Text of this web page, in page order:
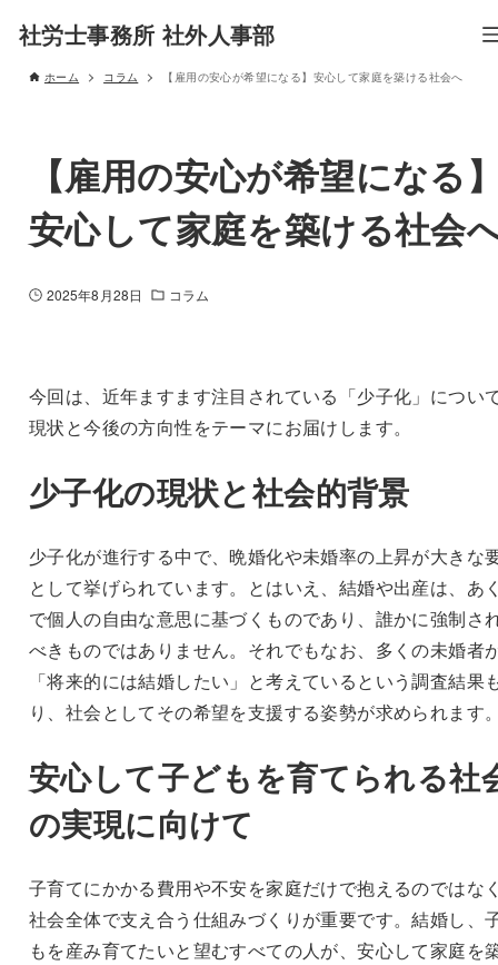
社労士事務所 社外人事部
ホーム コラム 【雇用の安心が希望になる】安心して家庭を築ける社会へ
【雇用の安心が希望になる
安心して家庭を築ける社会
2025年8月28日 コラム
今回は、近年ますます注目されている「少子化」につい
現状と今後の方向性をテーマにお届けします。
少子化の現状と社会的背景
少子化が進行する中で、晩婚化や未婚率の上昇が大きな
として挙げられています。とはいえ、結婚や出産は、あ
で個人の自由な意思に基づくものであり、誰かに強制さ
べきものではありません。それでもなお、多くの未婚者
「将来的には結婚したい」と考えているという調査結果
り、社会としてその希望を支援する姿勢が求められます
安心して子どもを育てられる社
の実現に向けて
子育てにかかる費用や不安を家庭だけで抱えるのではな
社会全体で支え合う仕組みづくりが重要です。結婚し、
もを産み育てたいと望むすべての人が、安心して家庭を